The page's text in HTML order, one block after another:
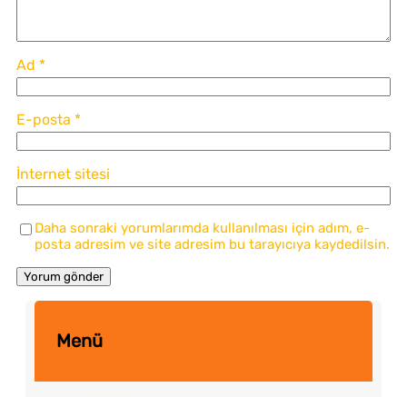
Ad *
E-posta *
İnternet sitesi
Daha sonraki yorumlarımda kullanılması için adım, e-
posta adresim ve site adresim bu tarayıcıya kaydedilsin.
Menü